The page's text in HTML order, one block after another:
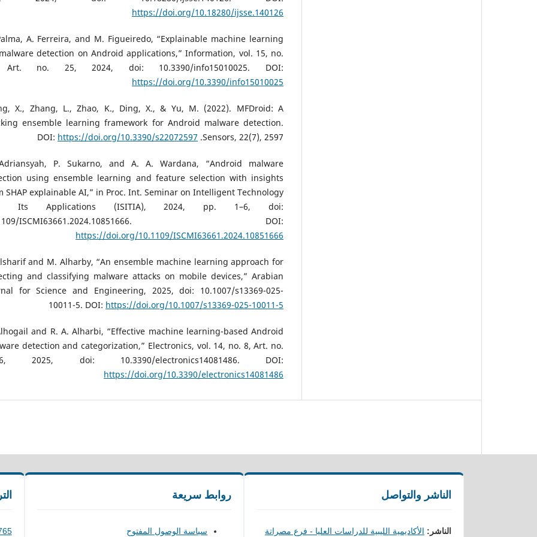
https://doi.org/10.18280/ijsse.140126
A. Ferreira, and M. Figueiredo, “Explainable machine learning
detection on Android applications,” Information, vol. 15, no.
no. 25, 2024, doi: 10.3390/info15010025. DOI:
https://doi.org/10.3390/info15010025
X., Zhang, L., Zhao, K., Ding, X., & Yu, M. (2022). MFDroid: A
ensemble learning framework for Android malware detection.
Sensors, 22(7), 2597.‏ DOI:
https://doi.org/10.3390/s22072597
P. Sukarno, and A. A. Wardana, “Android malware
using ensemble learning and feature selection with insights
SHAP explainable AI,” in Proc. Int. Seminar on Intelligent Technology
Its Applications (ISITIA), 2024, pp. 1–6, doi:
ISCMI63661.2024.10851666. DOI:
https://doi.org/10.1109/ISCMI63661.2024.10851666
and M. Alharby, “An ensemble machine learning approach for
and classifying malware attacks on mobile devices,” Arabian
for Science and Engineering, 2025, doi: 10.1007/s13369-025-
10011-5. DOI: https://doi.org/10.1007/s13369-025-10011-5
and R. A. Alharbi, “Effective machine learning-based Android
detection and categorization,” Electronics, vol. 14, no. 8, Art. no.
2025, doi: 10.3390/electronics14081486. DOI:
https://doi.org/10.3390/electronics14081486
الناشر والتواصل
الناشر: الأكاديمية الليبية للدراسات العليا - فرع مصراتة
روابط سريعة
سياسة الوصول المفتوح